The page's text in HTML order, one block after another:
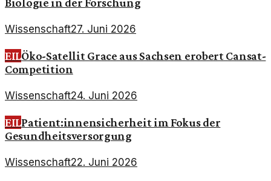
Wissenschaft27. Juni 2026
EILÖko-Satellit Grace aus Sachsen erobert Cansat-
Competition
Wissenschaft24. Juni 2026
EILPatient:innensicherheit im Fokus der
Gesundheitsversorgung
Wissenschaft22. Juni 2026